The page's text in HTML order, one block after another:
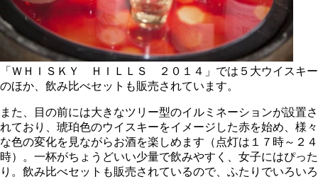
「ＷＨＩＳＫＹ ＨＩＬＬＳ ２０１４」では５大ウイスキー
のほか、飲み比べセットも販売されています。
また、目の前には大きなツリー型のイルミネーションが設置さ
れており、琥珀色のウイスキーをイメージした赤を始め、様々
な色の変化を見ながらお酒を楽しめます（点灯は１７時～２４
時）。一杯がちょうどいい少量で飲みやすく、女子にはぴった
り。飲み比べセットも販売されているので、ふたりでいろいろ